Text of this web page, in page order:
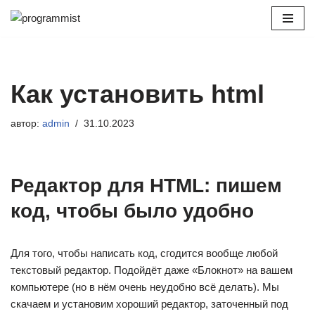
Как установить html
автор: admin 31.10.2023
Редактор для HTML: пишем
код, чтобы было удобно
Для того, чтобы написать код, сгодится вообще любой
текстовый редактор. Подойдёт даже «Блокнот» на вашем
компьютере (но в нём очень неудобно всё делать). Мы
скачаем и установим хороший редактор, заточенный под